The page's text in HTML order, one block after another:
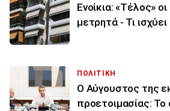
Ενοίκια: «Τέλος»
μετρητά - Τι
ΠΟΛΙΤΙΚΗ
Ο Αύγουστος της
προετοιμασίας: